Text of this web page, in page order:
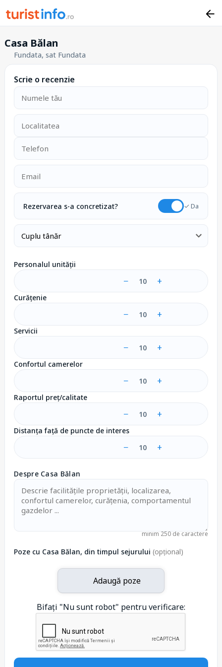
Casa Bălan
Fundata, sat Fundata
Scrie o recenzie
Rezervarea s-a concretizat? ✓ Da
Personalul unității
− 10 +
Curățenie
− 10 +
Servicii
− 10 +
Confortul camerelor
− 10 +
Raportul preț/calitate
− 10 +
Distanța față de puncte de interes
− 10 +
Despre Casa Bălan
minim 250 de caractere
Poze cu Casa Bălan, din timpul sejurului (opțional)
Adaugă poze
Bifați "Nu sunt robot" pentru verificare: